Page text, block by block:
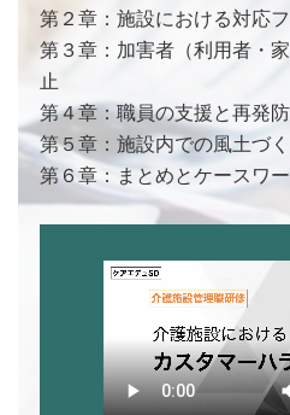
第２章：施設における対応
第３章：加害者（利用者・
止
第４章：職員の支援と再発
第５章：施設内での風土づく
第６章：まとめとケースワ